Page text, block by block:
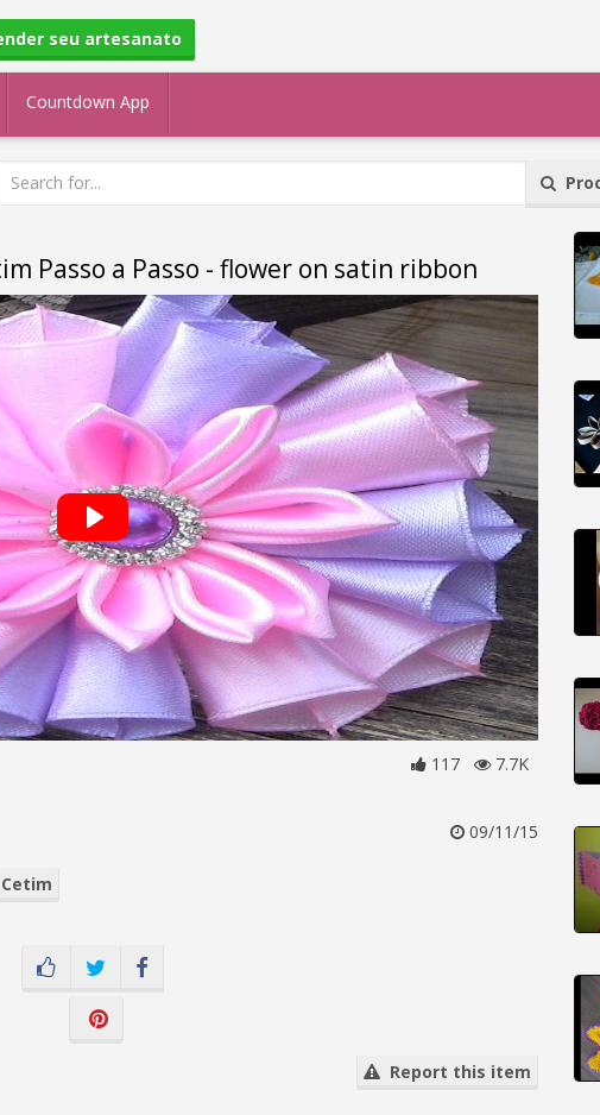
seu artesanato
Countdown App
Passo a Passo - flower on satin ribbon
117 7.7K
09/11/15
Cetim
Report this item